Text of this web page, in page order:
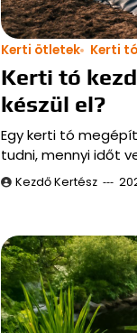
Kerti ötletek Kerti tó
Kerti tó
készül el?
Egy kerti tó
tudni, mennyi időt
Kezdő Kertész